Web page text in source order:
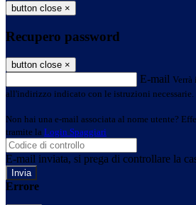
button close ×
Recupero password
button close ×
E-mail Verrà
all'indirizzo indicato con le istruzioni necessarie.
Non hai una e-mail associata al nome utente?
tramite la Login Spaggiari
E-mail inviata, si prega di controllare la
Errore